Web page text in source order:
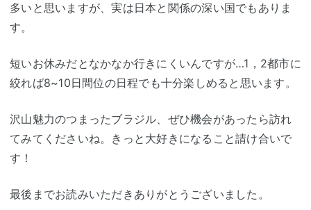
多いと思いますが、実は日本と関係の深い国でもありま
す。
短いお休みだとなかなか行きにくいんですが…1，2都市に
絞れば8~10日間位の日程でも十分楽しめると思います。
沢山魅力のつまったブラジル、ぜひ機会があったら訪れ
てみてくださいね。きっと大好きになること請け合いで
す！
最後までお読みいただきありがとうございました。